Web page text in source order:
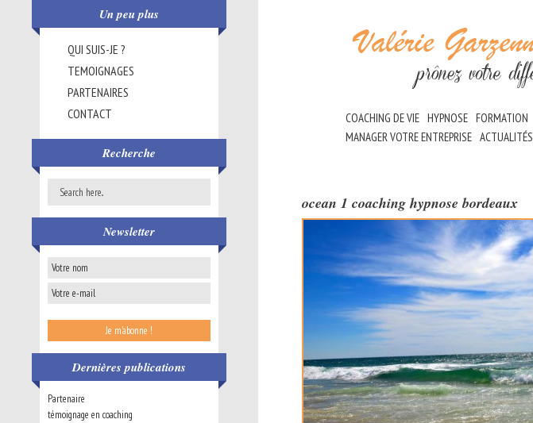
COACHING DE VIE HYPNOSE FORMATION
MANAGER VOTRE ENTREPRISE ACTUALITÉS
Un peu plus
QUI SUIS-JE ?
TEMOIGNAGES
PARTENAIRES
CONTACT
Recherche
Newsletter
Dernières publications
Partenaire
témoignage en coaching
ocean 1 coaching hypnose bordeaux